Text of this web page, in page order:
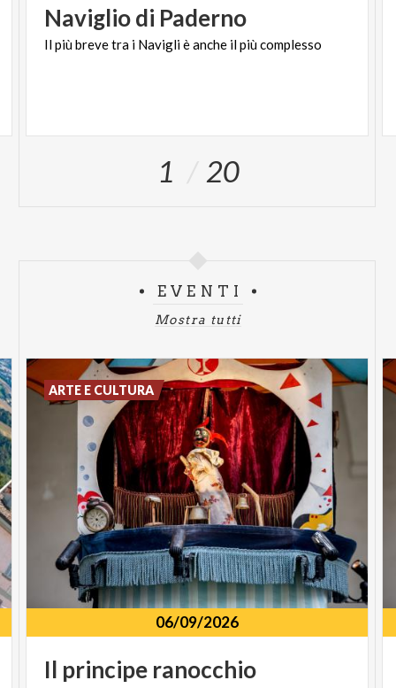
Navigliodi Paderno
Ilpiùbrevetra i Naviglièanche ilpiùcomplesso
1 20
EVENTI
Mostra tutti
06/09/2026
Il principe ranocchio
ARTE E CULTURA